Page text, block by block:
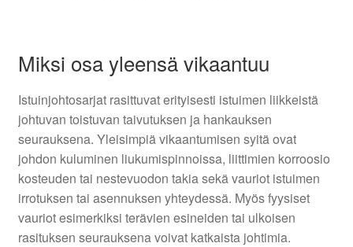
Miksi osa yleensä vikaantuu
Istuinjohtosarjat rasittuvat erityisesti istuimen liikkeistä
johtuvan toistuvan taivutuksen ja hankauksen
seurauksena. Yleisimpiä vikaantumisen syitä ovat
johdon kuluminen liukumispinnoissa, liittimien korroosio
kosteuden tai nestevuodon takia sekä vauriot istuimen
irrotuksen tai asennuksen yhteydessä. Myös fyysiset
vauriot esimerkiksi terävien esineiden tai ulkoisen
rasituksen seurauksena voivat katkaista johtimia.